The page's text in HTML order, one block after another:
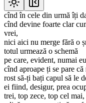
cînd în cele din urmă îți
cînd devine foarte clar
vrei,
nici aici nu merge fără o
totul urmează o schemă
pe care, evident, numai
cînd aproape ți se pare
rost să-ți bați capul să le
ei fiind, desigur, prea
trei, top zece, top cel